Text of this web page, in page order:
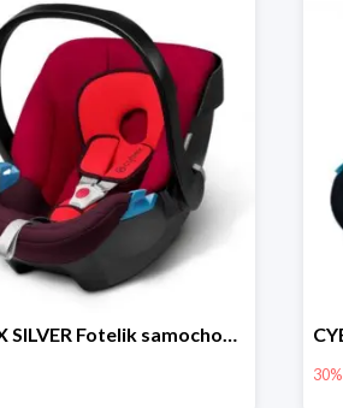
CYBEX SILVER Fotelik samochodowy
30%